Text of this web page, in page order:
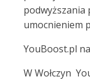
podwyższania
umocnieniem
YouBoost.pl
W Wołczyn